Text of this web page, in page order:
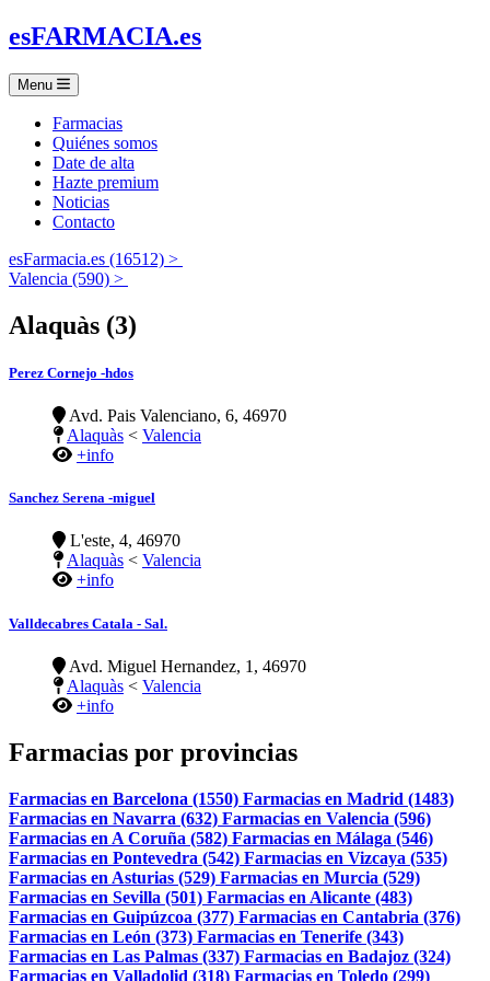
esFARMACIA.es
Menu
Farmacias
Quiénes somos
Date de alta
Hazte premium
Noticias
Contacto
esFarmacia.es (16512) >
Valencia (590) >
Alaquàs (3)
Perez Cornejo -hdos
Avd. Pais Valenciano, 6, 46970
Alaquàs < Valencia
+info
Sanchez Serena -miguel
L'este, 4, 46970
Alaquàs < Valencia
+info
Valldecabres Catala - Sal.
Avd. Miguel Hernandez, 1, 46970
Alaquàs < Valencia
+info
Farmacias por provincias
Farmacias en Barcelona (1550) Farmacias en Madrid (1483)
Farmacias en Navarra (632) Farmacias en Valencia (596)
Farmacias en A Coruña (582) Farmacias en Málaga (546)
Farmacias en Pontevedra (542) Farmacias en Vizcaya (535)
Farmacias en Asturias (529) Farmacias en Murcia (529)
Farmacias en Sevilla (501) Farmacias en Alicante (483)
Farmacias en Guipúzcoa (377) Farmacias en Cantabria (376)
Farmacias en León (373) Farmacias en Tenerife (343)
Farmacias en Las Palmas (337) Farmacias en Badajoz (324)
Farmacias en Valladolid (318) Farmacias en Toledo (299)